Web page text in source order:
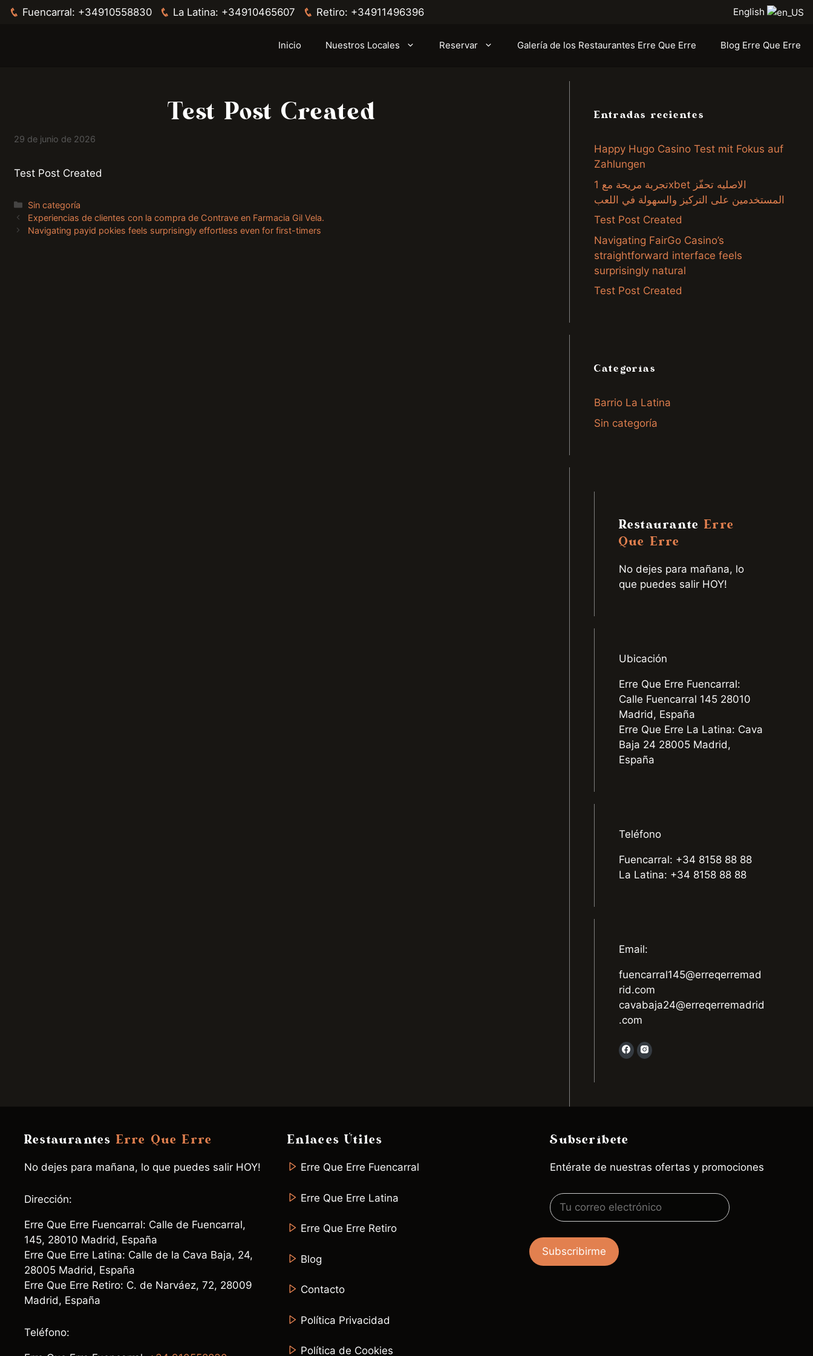
Fuencarral: +34910558830 La Latina: +34910465607 Retiro: +34911496396 English
Inicio Nuestros Locales Reservar Galería de los Restaurantes Erre Que Erre Blog Erre Que Erre
Test Post Created
29 de junio de 2026
Test Post Created
Categorías
Sin categoría
Experiencias de clientes con la compra de Contrave en Farmacia Gil Vela.
Navigating payid pokies feels surprisingly effortless even for first-timers
Entradas recientes
Happy Hugo Casino Test mit Fokus auf
Zahlungen
تجربة مريحة مع 1xbet الاصليه تحفّز
المستخدمين على التركيز والسهولة في اللعب
Test Post Created
Navigating FairGo Casino’s
straightforward interface feels
surprisingly natural
Test Post Created
Categorías
Barrio La Latina
Sin categoría
RestauranteErre
Que Erre
No dejes para mañana, lo
que puedes salir HOY!
Ubicación
Erre Que Erre Fuencarral:
Calle Fuencarral 145 28010
Madrid, España
Erre Que Erre La Latina: Cava
Baja 24 28005 Madrid,
España
Teléfono
Fuencarral: +34 8158 88 88
La Latina: +34 8158 88 88
Email:
fuencarral145@erreqerremad
rid.com
cavabaja24@erreqerremadrid
.com
Restaurantes Erre Que Erre
No dejes para mañana, lo que puedes salir HOY!
Dirección:
Erre Que Erre Fuencarral: Calle de Fuencarral,
145, 28010 Madrid, España
Erre Que Erre Latina: Calle de la Cava Baja, 24,
28005 Madrid, España
Erre Que Erre Retiro: C. de Narváez, 72, 28009
Madrid, España
Teléfono:
Enlaces Útiles
Erre Que Erre Fuencarral
Erre Que Erre Latina
Erre Que Erre Retiro
Blog
Contacto
Política Privacidad
Política de Cookies
Subscríbete
Entérate de nuestras ofertas y promociones